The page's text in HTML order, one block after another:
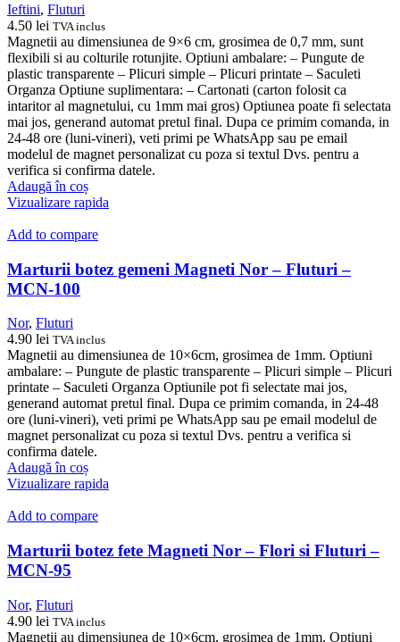
Ieftini, Fluturi
4.50 lei TVA inclus
Magnetii au dimensiunea de 9×6 cm, grosimea de 0,7 mm, sunt
flexibili si au colturile rotunjite. Optiuni ambalare: – Pungute de
plastic transparente – Plicuri simple – Plicuri printate – Saculeti
Organza Optiune suplimentara: – Cartonati (carton folosit ca
intaritor al magnetului, cu 1mm mai gros) Optiunea poate fi selectata
mai jos, generand automat pretul final. Dupa ce primim comanda, in
24-48 ore (luni-vineri), veti primi pe WhatsApp sau pe email
modelul de magnet personalizat cu poza si textul Dvs. pentru a
verifica si confirma datele.
Adaugă în coș
Vizualizare rapida
Add to compare
Marturii botez gemeni Magneti Nor – Fluturi –
MCN-100
Nor, Fluturi
4.90 lei TVA inclus
Magnetii au dimensiunea de 10×6cm, grosimea de 1mm. Optiuni
ambalare: – Pungute de plastic transparente – Plicuri simple – Plicuri
printate – Saculeti Organza Optiunile pot fi selectate mai jos,
generand automat pretul final. Dupa ce primim comanda, in 24-48
ore (luni-vineri), veti primi pe WhatsApp sau pe email modelul de
magnet personalizat cu poza si textul Dvs. pentru a verifica si
confirma datele.
Adaugă în coș
Vizualizare rapida
Add to compare
Marturii botez fete Magneti Nor – Flori si Fluturi –
MCN-95
Nor, Fluturi
4.90 lei TVA inclus
Magnetii au dimensiunea de 10×6cm, grosimea de 1mm. Optiuni